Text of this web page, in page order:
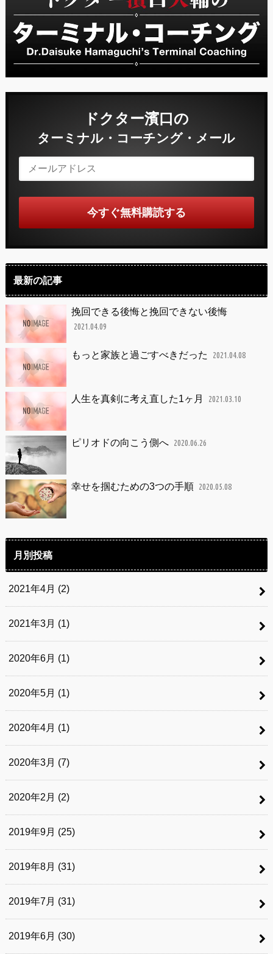
ドクター濱口の
ターミナル・コーチング・メール
最新の記事
挽回できる後悔と挽回できない後悔
2021.04.09
もっと家族と過ごすべきだった 2021.04.08
人生を真剣に考え直した1ヶ月 2021.03.10
ピリオドの向こう側へ 2020.06.26
幸せを掴むための3つの手順 2020.05.08
月別投稿
2021年4月 (2)
2021年3月 (1)
2020年6月 (1)
2020年5月 (1)
2020年4月 (1)
2020年3月 (7)
2020年2月 (2)
2019年9月 (25)
2019年8月 (31)
2019年7月 (31)
2019年6月 (30)